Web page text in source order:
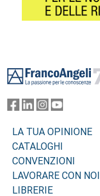
LA TUA OPINIONE
CATALOGHI
CONVENZIONI
LAVORARE CON NOI
LIBRERIE